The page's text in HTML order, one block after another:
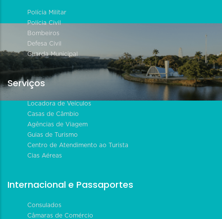
Polícia Militar
Polícia Civil
Bombeiros
Defesa Civil
Guarda Municipal
Serviços
Locadora de Veículos
Casas de Câmbio
Agências de Viagem
Guias de Turismo
Centro de Atendimento ao Turista
Cias Aéreas
Internacional e Passaportes
Consulados
Câmaras de Comércio